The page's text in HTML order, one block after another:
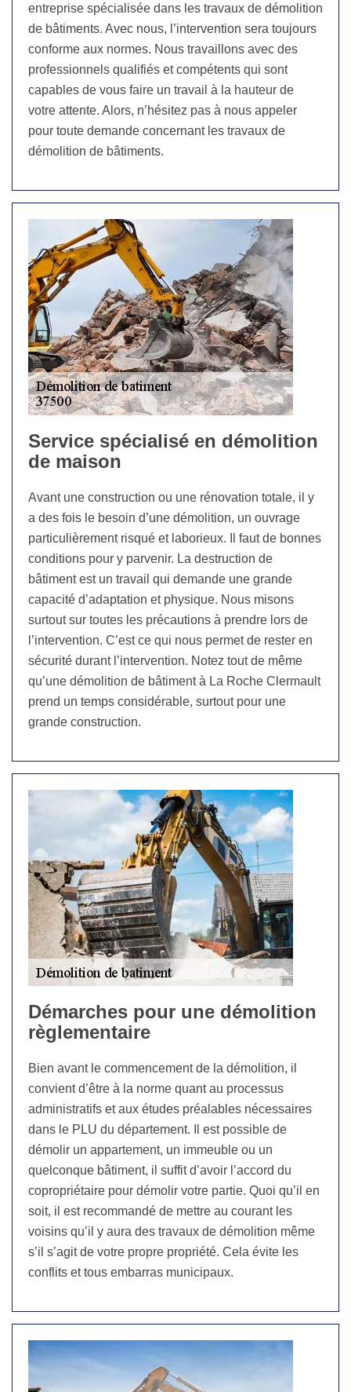
entreprise spécialisée dans les travaux de démolition
de bâtiments. Avec nous, l’intervention sera toujours
conforme aux normes. Nous travaillons avec des
professionnels qualifiés et compétents qui sont
capables de vous faire un travail à la hauteur de
votre attente. Alors, n’hésitez pas à nous appeler
pour toute demande concernant les travaux de
démolition de bâtiments.
Service spécialisé en démolition
de maison
Avant une construction ou une rénovation totale, il y
a des fois le besoin d’une démolition, un ouvrage
particulièrement risqué et laborieux. Il faut de bonnes
conditions pour y parvenir. La destruction de
bâtiment est un travail qui demande une grande
capacité d’adaptation et physique. Nous misons
surtout sur toutes les précautions à prendre lors de
l’intervention. C’est ce qui nous permet de rester en
sécurité durant l’intervention. Notez tout de même
qu’une démolition de bâtiment à La Roche Clermault
prend un temps considérable, surtout pour une
grande construction.
Démarches pour une démolition
règlementaire
Bien avant le commencement de la démolition, il
convient d’être à la norme quant au processus
administratifs et aux études préalables nécessaires
dans le PLU du département. Il est possible de
démolir un appartement, un immeuble ou un
quelconque bâtiment, il suffit d’avoir l’accord du
copropriétaire pour démolir votre partie. Quoi qu’il en
soit, il est recommandé de mettre au courant les
voisins qu’il y aura des travaux de démolition même
s’il s’agit de votre propre propriété. Cela évite les
conflits et tous embarras municipaux.